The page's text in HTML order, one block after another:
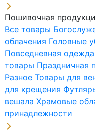
Пошивочная
Все товары
облачения Головные
Повседневная одежда
товары Праздничная
Разное Товары для
для крещения
вешала Храмовые
принадлежности